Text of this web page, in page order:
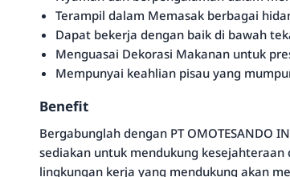
Terampil dalam Memasak berbagai
Dapat bekerja dengan baik di bawah
Menguasai Dekorasi Makanan untuk
Mempunyai keahlian pisau yang
Benefit
Bergabunglah dengan PT OMOTESANDO
sediakan untuk mendukung
lingkungan kerja yang mendukung akan